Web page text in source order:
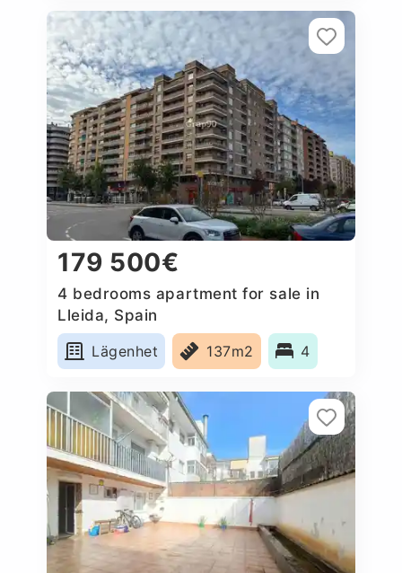
179 500€
4 bedrooms apartment for sale in
Lleida, Spain
Lägenhet
137m2 4